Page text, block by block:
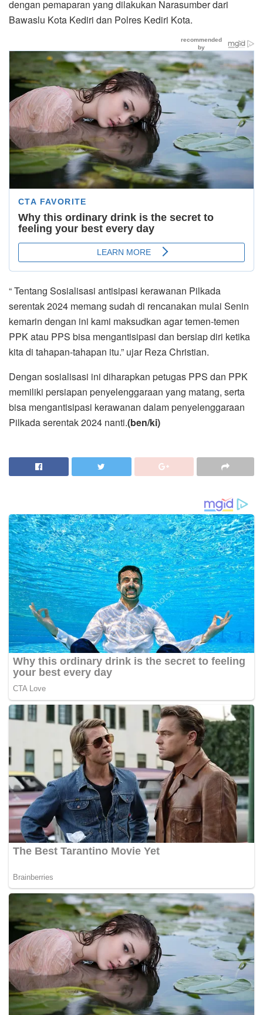
dengan pemaparan yang dilakukan Narasumber dari
Bawaslu Kota Kediri dan Polres Kediri Kota.
“ Tentang Sosialisasi antisipasi kerawanan Pilkada
serentak 2024 memang sudah di rencanakan mulai Senin
kemarin dengan ini kami maksudkan agar temen-temen
PPK atau PPS bisa mengantisipasi dan bersiap diri ketika
kita di tahapan-tahapan itu.” ujar Reza Christian.
Dengan sosialisasi ini diharapkan petugas PPS dan PPK
memiliki persiapan penyelenggaraan yang matang, serta
bisa mengantisipasi kerawanan dalam penyelenggaraan
Pilkada serentak 2024 nanti.(ben/ki)